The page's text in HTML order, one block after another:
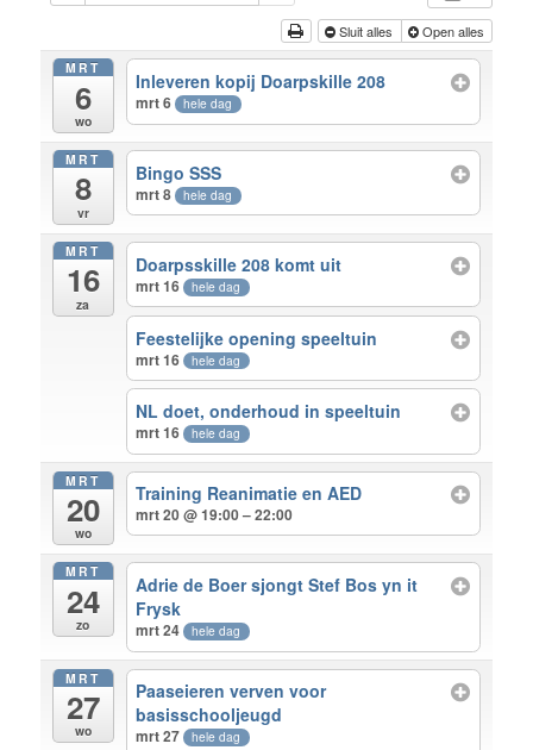
Sluit alles Open alles
MRT
6
wo
Inleveren kopij Doarpskille 208
mrt 6 hele dag
MRT
8
vr
Bingo SSS
mrt 8 hele dag
MRT
16
za
Doarpsskille 208 komt uit
mrt 16 hele dag
Feestelijke opening speeltuin
mrt 16 hele dag
NL doet, onderhoud in speeltuin
mrt 16 hele dag
MRT
20
wo
Training Reanimatie en AED
mrt 20 @ 19:00 – 22:00
MRT
24
zo
Adrie de Boer sjongt Stef Bos yn it
Frysk
mrt 24 hele dag
MRT
27
wo
Paaseieren verven voor
basisschooljeugd
mrt 27 hele dag